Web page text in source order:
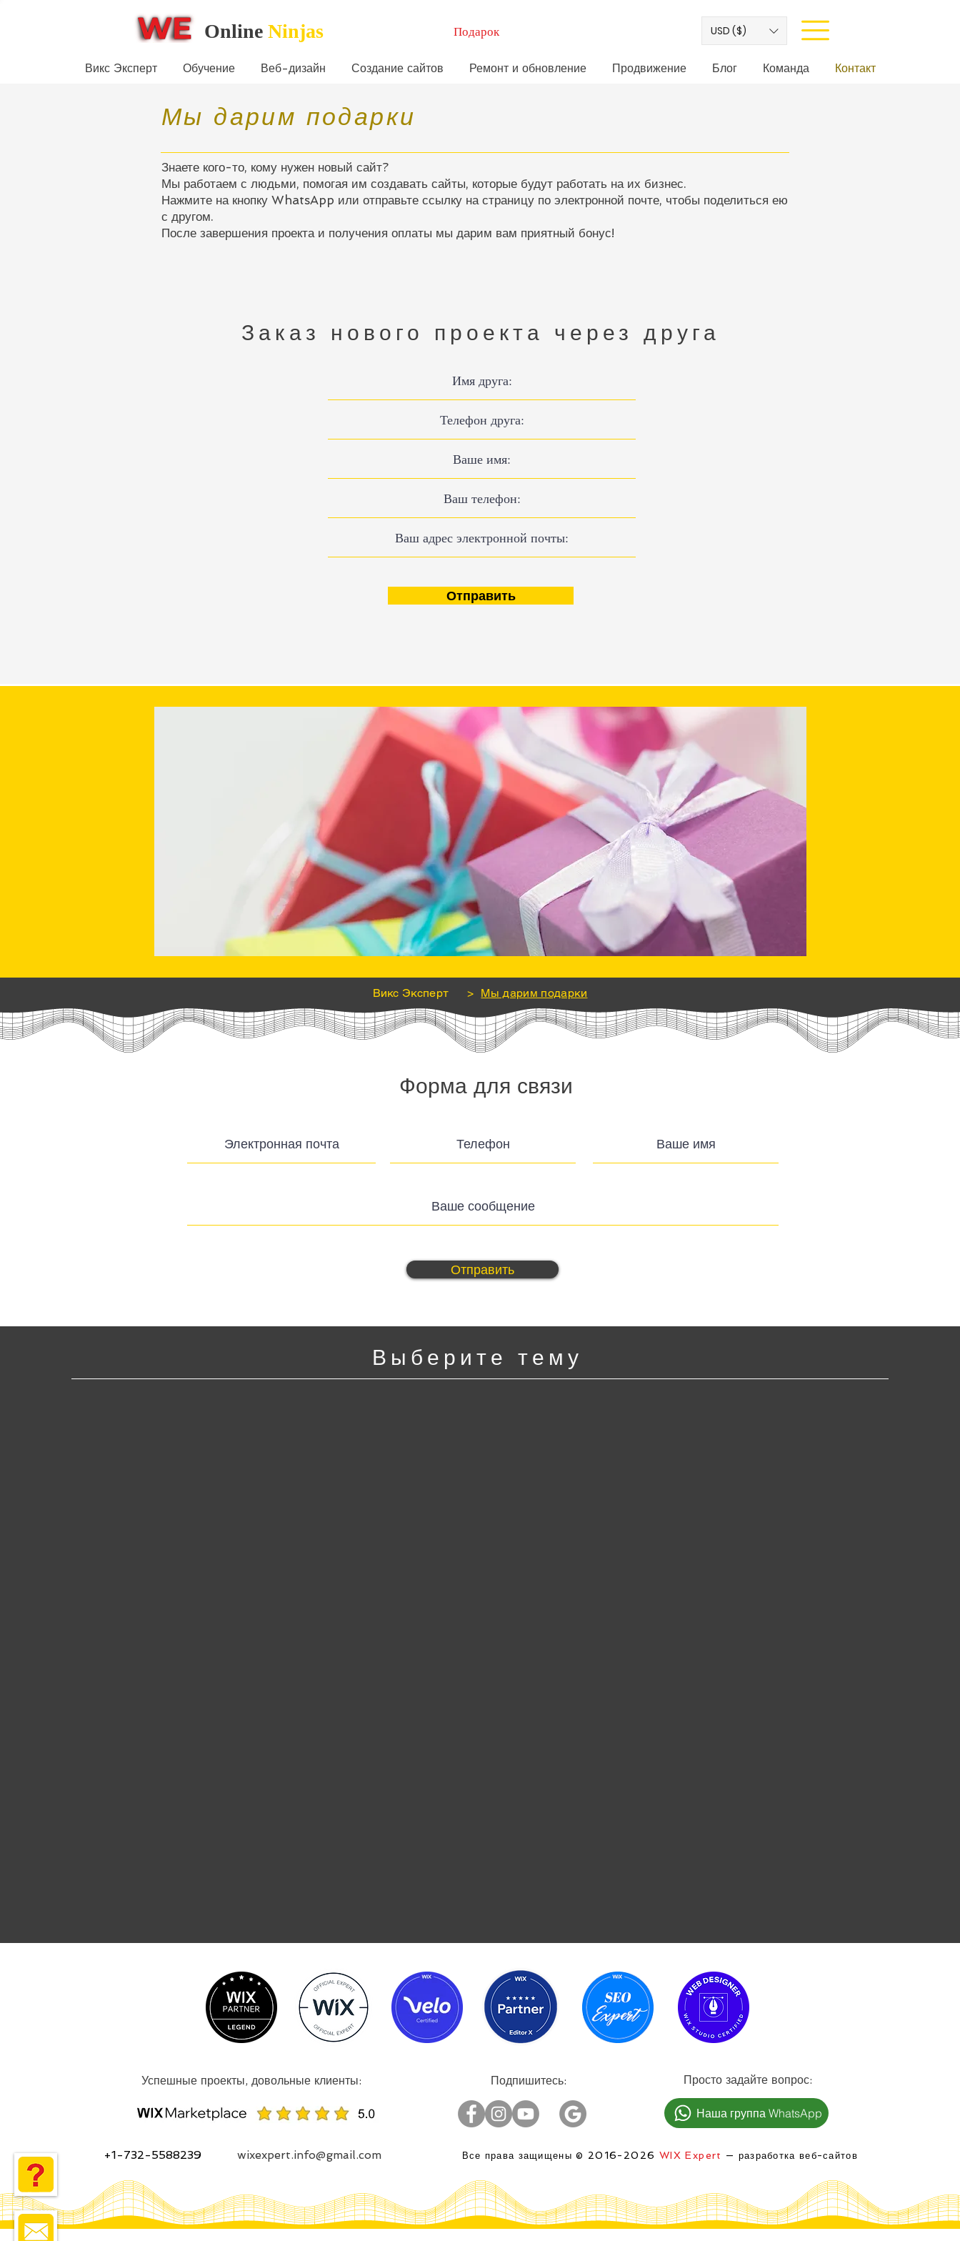
Online Ninjas Подарок USD ($)
Викс Эксперт Обучение Веб-дизайн Создание сайтов Ремонт и обновление Продвижение Блог Команда Контакт
Мы дарим подарки
Знаете кого-то, кому нужен новый сайт?
Мы работаем с людьми, помогая им создавать сайты, которые будут работать на их бизнес.
Нажмите на кнопку WhatsApp или отправьте ссылку на страницу по электронной почте, чтобы поделиться ею
с другом.
После завершения проекта и получения оплаты мы дарим вам приятный бонус!
Заказ нового проекта через друга
Отправить
Викс Эксперт > Мы дарим подарки
Форма для связи
Отправить
Выберите тему
:Успешные проекты, довольные клиенты
+1-732-5588239 wixexpert.info@gmail.com
:Подпишитесь :Просто задайте вопрос
Наша группа WhatsApp
Все права защищены © 2016-2026 WIX Expert — разработка веб-сайтов